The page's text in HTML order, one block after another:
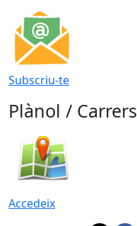
Subscriu-te
Plànol / Carrers
Accedeix